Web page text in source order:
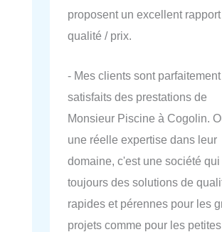
proposent un excellent rapport
qualité / prix.
- Mes clients sont parfaitement
satisfaits des prestations de
Monsieur Piscine à Cogolin.
une réelle expertise dans leur
domaine, c'est une société qui
toujours des solutions de
rapides et pérennes pour les
projets comme pour les petites